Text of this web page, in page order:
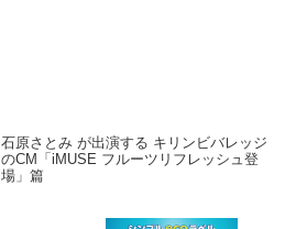
石原さとみ が出演する キリンビバレッジ
のCM「iMUSE フルーツリフレッシュ登
場」篇